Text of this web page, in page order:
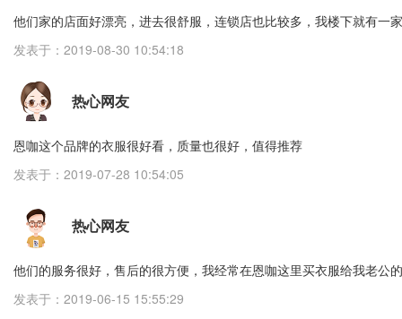
他们家的店面好漂亮，进去很舒服，连锁店也比较多，我楼下就有一家
发表于：2019-08-30 10:54:18
热心网友
恩咖这个品牌的衣服很好看，质量也很好，值得推荐
发表于：2019-07-28 10:54:05
热心网友
他们的服务很好，售后的很方便，我经常在恩咖这里买衣服给我老公
发表于：2019-06-15 15:55:29